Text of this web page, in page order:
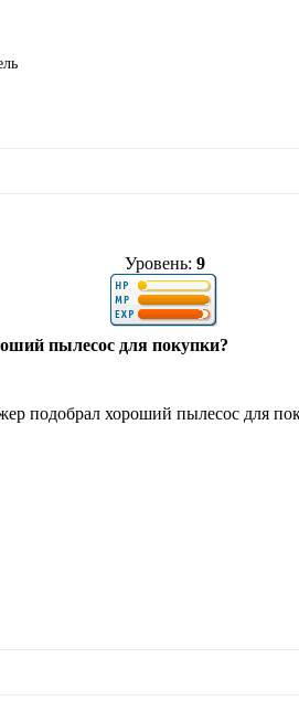
Уровень: 9
пылесос для покупки?
подобрал хороший пылесос для